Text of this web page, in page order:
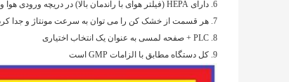
6. دارای HEPA (فیلتر هوای با راندمان بالا) در دریچه ورودی هوا و فیلتر بازده متوسط ​​در دریچه تخلیه.
7. هر قسمت از خشک کن را می توان به سرعت مونتاژ و جدا کرد تا به راحتی تمیز شود.
8. PLC + صفحه لمسی به عنوان یک انتخاب اختیاری
9. کل دستگاه مطابق با الزامات GMP است